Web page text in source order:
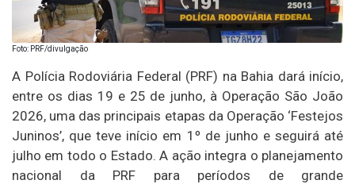
Foto: PRF/divulgação
A Polícia Rodoviária Federal (PRF) na Bahia dará início,
entre os dias 19 e 25 de junho, à Operação São João
2026, uma das principais etapas da Operação ‘Festejos
Juninos’, que teve início em 1º de junho e seguirá até
julho em todo o Estado. A ação integra o planejamento
nacional da PRF para períodos de grande